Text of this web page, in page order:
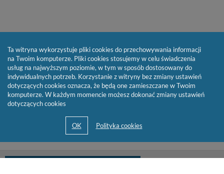
Ta witryna wykorzystuje pliki cookies do przechowywania informacji
na Twoim komputerze. Pliki cookies stosujemy w celu świadczenia
usług na najwyższym poziomie, w tym w sposób dostosowany do
indywidualnych potrzeb. Korzystanie z witryny bez zmiany ustawień
dotyczących cookies oznacza, że będą one zamieszczane w Twoim
komputerze. W każdym momencie możesz dokonać zmiany ustawień
dotyczących cookies